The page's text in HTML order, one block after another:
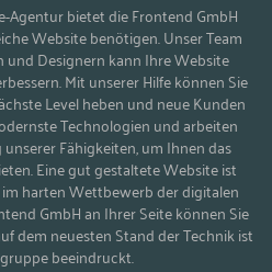
Agentur bietet die Frontend GmbH
Website benötigen. Unser Team
Designern kann Ihre Website
Mit unserer Hilfe können Sie
Level heben und neue Kunden
Technologien und arbeiten
Fähigkeiten, um Ihnen das
Eine gut gestaltete Website ist
harten Wettbewerb der digitalen
GmbH an Ihrer Seite können Sie
dem neuesten Stand der Technik ist
beeindruckt.